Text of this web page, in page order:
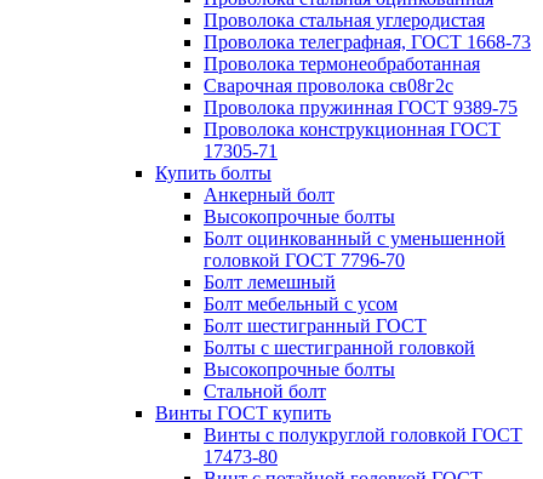
Проволока стальная углеродистая
Проволока телеграфная, ГОСТ 1668-73
Проволока термонеобработанная
Сварочная проволока св08г2с
Проволока пружинная ГОСТ 9389-75
Проволока конструкционная ГОСТ
17305-71
Купить болты
Анкерный болт
Высокопрочные болты
Болт оцинкованный с уменьшенной
головкой ГОСТ 7796-70
Болт лемешный
Болт мебельный с усом
Болт шестигранный ГОСТ
Болты с шестигранной головкой
Высокопрочные болты
Стальной болт
Винты ГОСТ купить
Винты с полукруглой головкой ГОСТ
17473-80